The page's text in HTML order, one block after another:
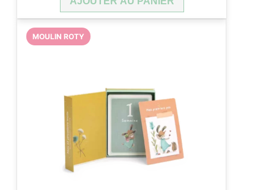
initial actuel
MOULIN ROTY